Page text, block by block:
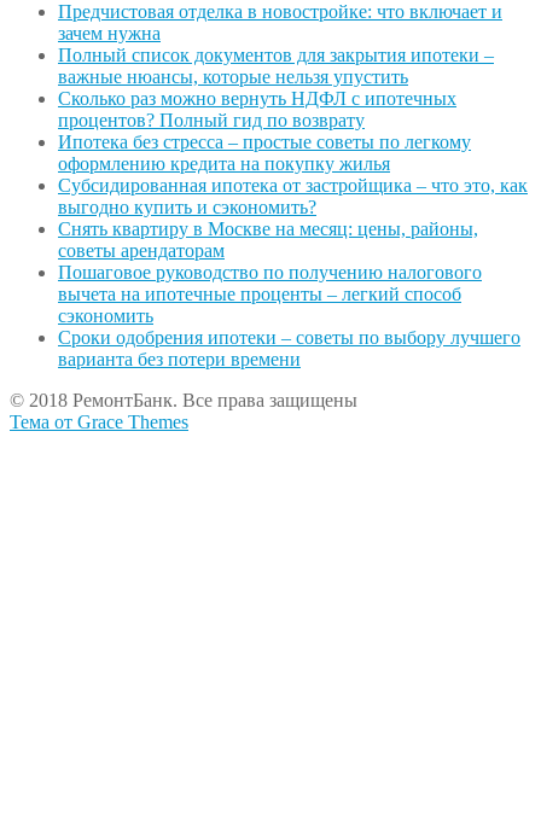
Предчистовая отделка в новостройке: что включает и
зачем нужна
Полный список документов для закрытия ипотеки –
важные нюансы, которые нельзя упустить
Сколько раз можно вернуть НДФЛ с ипотечных
процентов? Полный гид по возврату
Ипотека без стресса – простые советы по легкому
оформлению кредита на покупку жилья
Субсидированная ипотека от застройщика – что это, как
выгодно купить и сэкономить?
Снять квартиру в Москве на месяц: цены, районы,
советы арендаторам
Пошаговое руководство по получению налогового
вычета на ипотечные проценты – легкий способ
сэкономить
Сроки одобрения ипотеки – советы по выбору лучшего
варианта без потери времени
© 2018 РемонтБанк. Все права защищены
Тема от Grace Themes